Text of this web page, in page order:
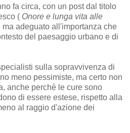
fa circa, con un post dal titolo
( Onore e lunga vita alle
adeguato all'importanza che
del paesaggio urbano e di
sulla sopravvivenza di
meno pessimiste, ma certo non
anche perchè le cure sono
di essere estese, rispetto alla
al raggio d'azione dei